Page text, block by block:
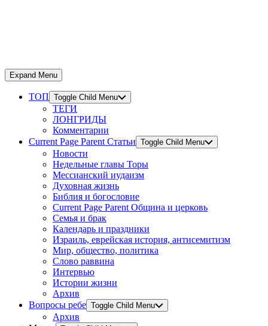
Expand Menu
ТОП Toggle Child Menu
ТЕГИ
ЛОНГРИДЫ
Комментарии
Current Page Parent Статьи Toggle Child Menu
Новости
Недельные главы Торы
Мессианский иудаизм
Духовная жизнь
Библия и богословие
Current Page Parent Община и церковь
Семья и брак
Календарь и праздники
Израиль, еврейская история, антисемитизм
Мир, общество, политика
Слово раввина
Интервью
Истории жизни
Архив
Вопросы ребе Toggle Child Menu
Архив